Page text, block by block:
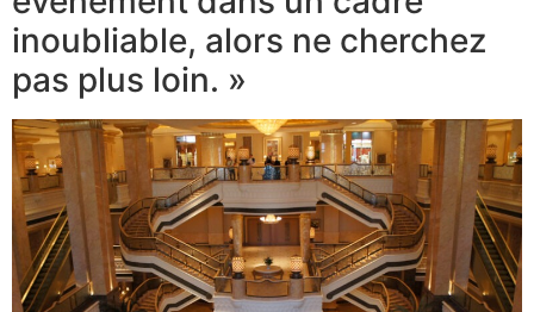
inoubliable, alors ne cherchez
pas plus loin. »